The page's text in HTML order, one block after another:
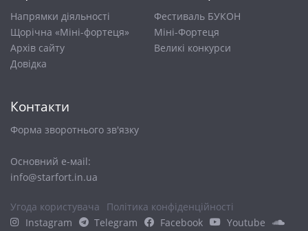
Напрямки діяльності
Щорічна «Міні-фортеця»
Архів сайту
Довiдка
Фестиваль БУКОН
Міні-Фортеця
Великі конкурси
Контакти
Форма зворотнього зв'язку
Основний е-маіl:
info@starfort.in.ua
Угода користувача
Політика конфіденційності
Instagram
Telegram Facebook
Youtube